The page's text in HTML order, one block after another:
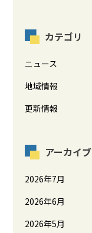
カテゴリ
ニュース
地域情報
更新情報
アーカイブ
2026年7月
2026年6月
2026年5月